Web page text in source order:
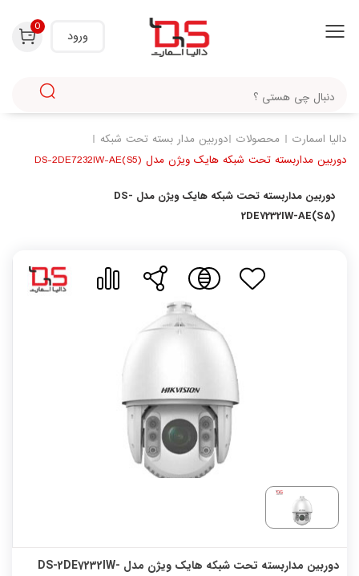
ورود
0
دالیا اسمارت محصولات دوربین مدار بسته تحت شبکه
دوربین مداربسته تحت شبکه هایک ویژن مدل DS-2DE7232IW-AE(S5)
دوربین مداربسته تحت شبکه هایک ویژن مدل DS-
2DE7232IW-AE(S5)
دوربین مداربسته تحت شبکه هایک ویژن مدل DS-2DE7232IW-